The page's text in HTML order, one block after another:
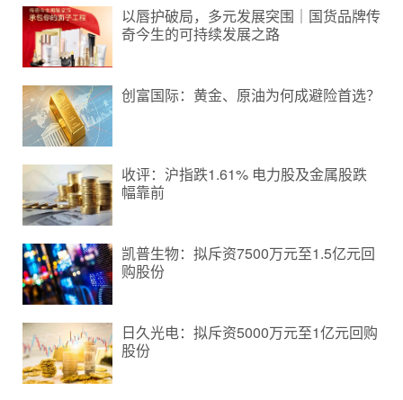
以唇护破局，多元发展突围｜国货品牌传
奇今生的可持续发展之路
创富国际：黄金、原油为何成避险首选？
收评：沪指跌1.61% 电力股及金属股跌
幅靠前
凯普生物：拟斥资7500万元至1.5亿元回
购股份
日久光电：拟斥资5000万元至1亿元回购
股份